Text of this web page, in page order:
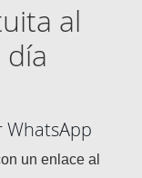
al
día
WhatsApp
un enlace al